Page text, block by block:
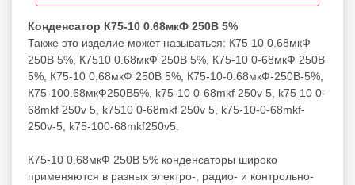
Конденсатор К75-10 0.68мкФ 250В 5%
Также это изделие может называться: К75 10 0.68мкФ
250В 5%, К7510 0.68мкФ 250В 5%, К75-10 0-68мкФ 250В
5%, К75-10 0,68мкФ 250В 5%, К75-10-0.68мкФ-250В-5%,
К75-100.68мкФ250В5%, k75-10 0-68mkf 250v 5, k75 10 0-
68mkf 250v 5, k7510 0-68mkf 250v 5, k75-10-0-68mkf-
250v-5, k75-100-68mkf250v5.
К75-10 0.68мкФ 250В 5% конденсаторы широко
применяются в разных электро-, радио- и контрольно-